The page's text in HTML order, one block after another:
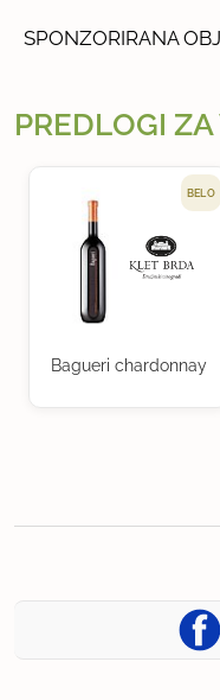
SPONZORIRANA
PREDLOGI
BELO
Bagueri chardonnay